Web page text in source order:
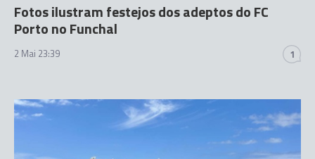
Fotos ilustram festejos dos adeptos do FC
Porto no Funchal
2 Mai 23:39 1